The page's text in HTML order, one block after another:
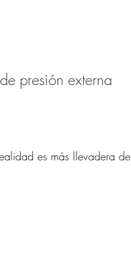
presión externa
es más llevadera de